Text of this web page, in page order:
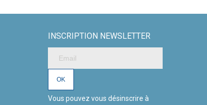
INSCRIPTION NEWSLETTER
Vous pouvez vous désinscrire à